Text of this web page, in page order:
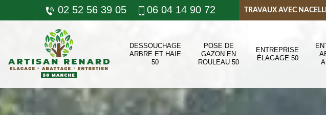
02 52 56 39 05 06 04 14 90 72 TRAVAUX AVEC
DESSOUCHAGE
ARBRE ET HAIE
50
POSE DE
GAZON EN
ROULEAU 50
ENTREPRISE
ÉLAGAGE 50